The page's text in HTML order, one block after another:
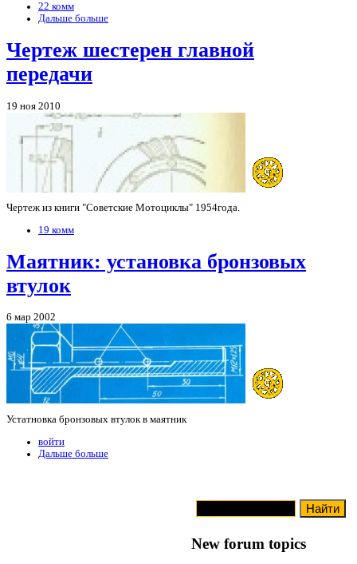
22 комм
Дальше больше
Чертеж шестерен главной
передачи
19 ноя 2010
Чертеж из книги "Советские Мотоциклы" 1954года.
19 комм
Маятник: установка бронзовых
втулок
6 мар 2002
Устатновка бронзовых втулок в маятник
войти
Дальше больше
New forum topics